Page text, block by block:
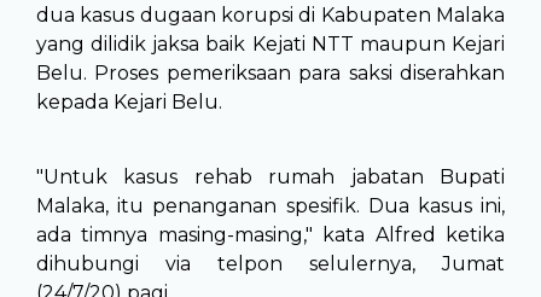
dua kasus dugaan korupsi di Kabupaten Malaka
yang dilidik jaksa baik Kejati NTT maupun Kejari
Belu. Proses pemeriksaan para saksi diserahkan
kepada Kejari Belu.
"Untuk kasus rehab rumah jabatan Bupati
Malaka, itu penanganan spesifik. Dua kasus ini,
ada timnya masing-masing," kata Alfred ketika
dihubungi via telpon selulernya, Jumat